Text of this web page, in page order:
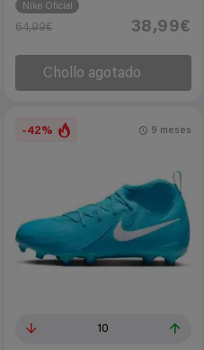
Nike Oficial
64,99€ 38,99€
Chollo agotado
-42%
10
9 meses